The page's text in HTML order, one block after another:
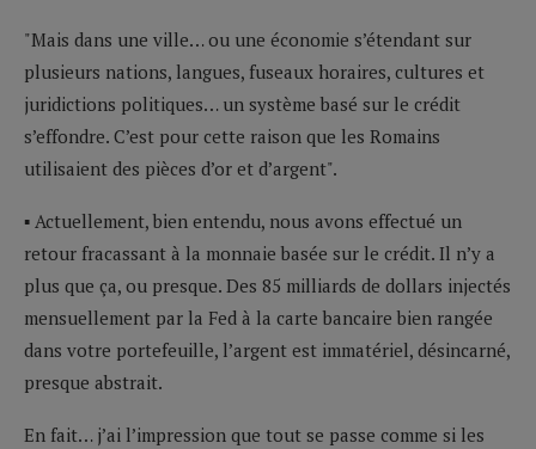
"Mais dans une ville… ou une économie s’étendant sur
plusieurs nations, langues, fuseaux horaires, cultures et
juridictions politiques… un système basé sur le crédit
s’effondre. C’est pour cette raison que les Romains
utilisaient des pièces d’or et d’argent".
▪ Actuellement, bien entendu, nous avons effectué un
retour fracassant à la monnaie basée sur le crédit. Il n’y a
plus que ça, ou presque. Des 85 milliards de dollars injectés
mensuellement par la Fed à la carte bancaire bien rangée
dans votre portefeuille, l’argent est immatériel, désincarné,
presque abstrait.
En fait… j’ai l’impression que tout se passe comme si les